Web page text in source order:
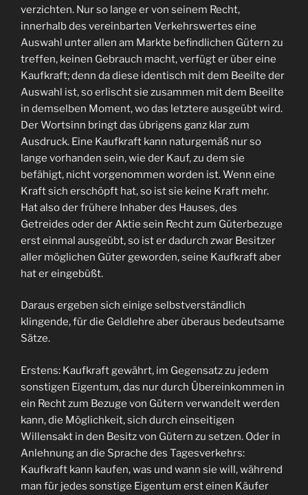
verzichten. Nur so lange er von seinem Recht,
innerhalb des vereinbarten Verkehrswertes eine
Auswahl unter allen am Markte befindlichen Gütern zu
treffen, keinen Gebrauch macht, verfügt er über eine
Kaufkraft; denn da diese identisch mit dem Beeilte der
Auswahl ist, so erlischt sie zusammen mit dem Beeilte
in demselben Moment, wo das letztere ausgeübt wird.
Der Wortsinn bringt das übrigens ganz klar zum
Ausdruck. Eine Kaufkraft kann naturgemäß nur so
lange vorhanden sein, wie der Kauf, zu dem sie
befähigt, nicht vorgenommen worden ist. Wenn eine
Kraft sich erschöpft hat, so ist sie keine Kraft mehr.
Hat also der frühere Inhaber des Hauses, des
Getreides oder der Aktie sein Recht zum Güterbezuge
erst einmal ausgeübt, so ist er dadurch zwar Besitzer
aller möglichen Güter geworden, seine Kaufkraft aber
hat er eingebüßt.
Daraus ergeben sich einige selbstverständlich
klingende, für die Geldlehre aber überaus bedeutsame
Sätze.
Erstens: Kaufkraft gewährt, im Gegensatz zu jedem
sonstigen Eigentum, das nur durch Übereinkommen in
ein Recht zum Bezuge von Gütern verwandelt werden
kann, die Möglichkeit, sich durch einseitigen
Willensakt in den Besitz von Gütern zu setzen. Oder in
Anlehnung an die Sprache des Tagesverkehrs:
Kaufkraft kann kaufen, was und wann sie will, während
man für jedes sonstige Eigentum erst einen Käufer